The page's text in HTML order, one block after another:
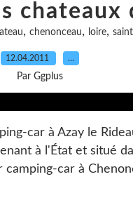
chateaux
, chenonceau, loire, saint
12.04.2011 …
Par Ggplus
car à Azay le
à l'État et situé
car à